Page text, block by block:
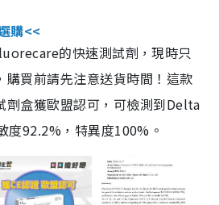
購<<
的快速測試劑，現時只
購買前請先注意送貨時間！這款
劑盒獲歐盟認可，可檢測到Delta
92.2%，特異度100%。